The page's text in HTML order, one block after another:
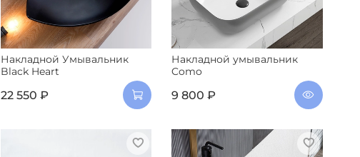
Накладной Умывальник
Black Heart
22 550 ₽
Накладной умывальник
Como
9 800 ₽